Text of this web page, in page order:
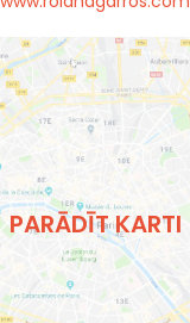
PARĀDĪT KARTI